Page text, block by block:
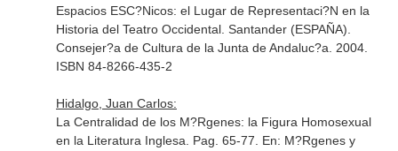
Espacios ESC?Nicos: el Lugar de Representaci?N en la
Historia del Teatro Occidental. Santander (ESPAÑA).
Consejer?a de Cultura de la Junta de Andaluc?a. 2004.
ISBN 84-8266-435-2
Hidalgo, Juan Carlos:
La Centralidad de los M?Rgenes: la Figura Homosexual
en la Literatura Inglesa. Pag. 65-77. En: M?Rgenes y